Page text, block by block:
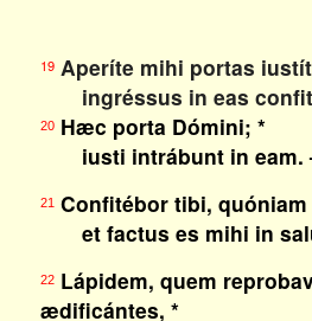
19Aperíte mihi portas
ingréssus in eas
20Hæc porta Dómini; *
iusti intrábunt in eam.
21Confitébor tibi, quóniam
et factus es mihi in
22Lápidem, quem
ædificántes, *